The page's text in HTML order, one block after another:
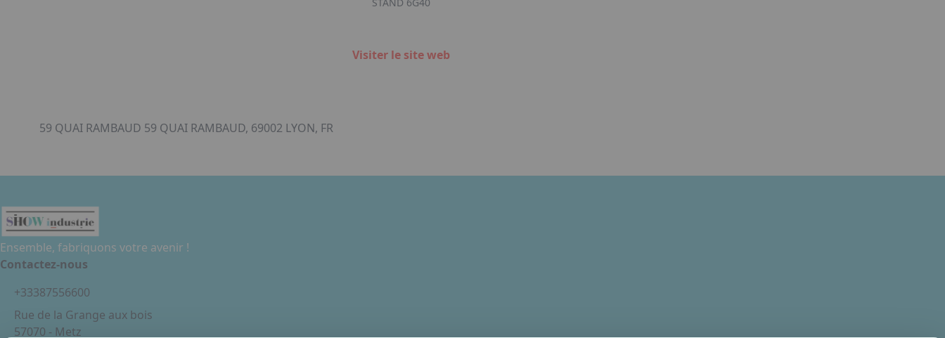
Visiter le site web
59 QUAI RAMBAUD 59 QUAI RAMBAUD, 69002 LYON, FR
Ensemble, fabriquons votre avenir !
Contactez-nous
+33387556600
Rue de la Grange aux bois
57070 - Metz